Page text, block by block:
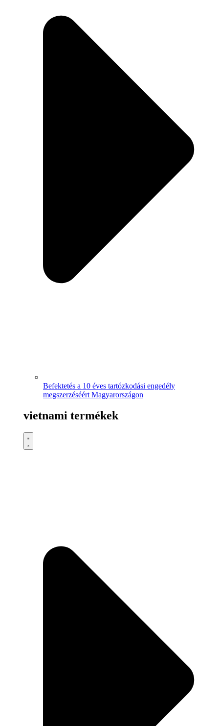
Befektetés a 10 éves tartózkodási engedély
megszerzéséért Magyarországon
vietnami termékek